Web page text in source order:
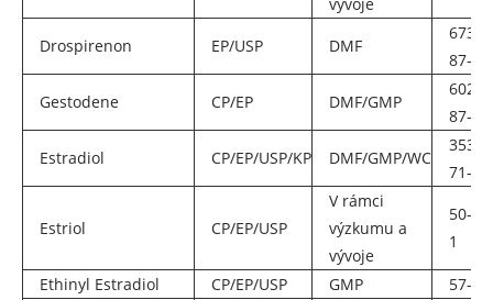
Drospirenon EP/USP DMF
87-4
Gestodene
CP/EP DMF/GMP
87-3
Estradiol
CP/EP/USP/KP DMF/GMP/WC
71-3
Estriol CP/EP/USP
V rámci
výzkumu a
vývoje
50-
1
Ethinyl Estradiol CP/EP/USP GMP
57-